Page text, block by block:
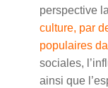
perspective la
culture, par
populaires
sociales,
ainsi que